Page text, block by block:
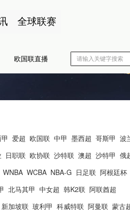
全球联赛
欧国联直播
爱超 欧国联 中甲 墨西超 哥斯甲 波
日职联 欧协联 沙特联 澳超 沙特甲 俄
WNBA WCBA NBA-G 日足联 阿根廷杯
北马其甲 中女超 韩K2联 阿联酋超
新加坡联 玻利甲 科威特联 阿曼联 蒙古